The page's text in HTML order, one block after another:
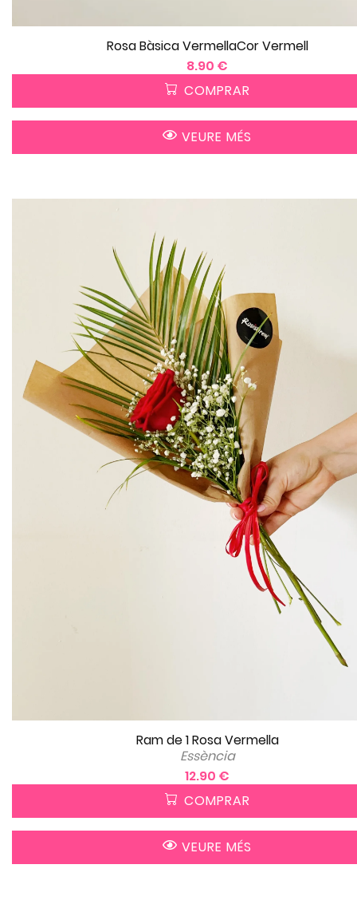
Rosa Bàsica VermellaCor Vermell
8.90 €
COMPRAR
VEURE MÉS
Ram de 1 Rosa Vermella
Essència
12.90 €
COMPRAR
VEURE MÉS